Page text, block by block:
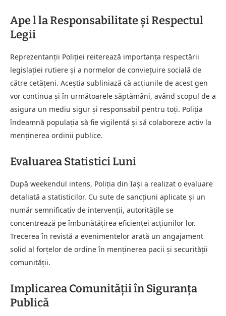
Ape l la Responsabilitate și Respectul
Legii
Reprezentanții Poliției reiterează importanța respectării
legislației rutiere și a normelor de conviețuire socială de
către cetățeni. Aceștia subliniază că acțiunile de acest gen
vor continua și în următoarele săptămâni, având scopul de a
asigura un mediu sigur și responsabil pentru toți. Poliția
îndeamnă populația să fie vigilentă și să colaboreze activ la
menținerea ordinii publice.
Evaluarea Statistici Luni
După weekendul intens, Poliția din Iași a realizat o evaluare
detaliată a statisticilor. Cu sute de sancțiuni aplicate și un
număr semnificativ de intervenții, autoritățile se
concentrează pe îmbunătățirea eficienței acțiunilor lor.
Trecerea în revistă a evenimentelor arată un angajament
solid al forțelor de ordine în menținerea pacii și securității
comunității.
Implicarea Comunității în Siguranța
Publică